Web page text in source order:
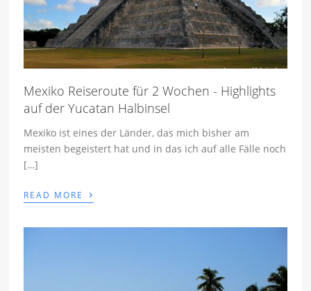
Mexiko Reiseroute für 2 Wochen - Highlights
auf der Yucatan Halbinsel
Mexiko ist eines der Länder, das mich bisher am
meisten begeistert hat und in das ich auf alle Fälle noch
[…]
READ MORE ›